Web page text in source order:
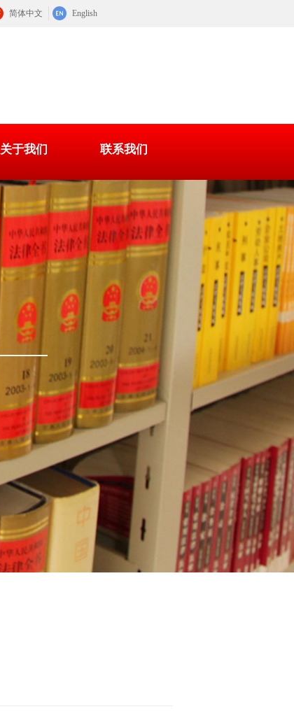
关于我们 联系我们
简体中文 English